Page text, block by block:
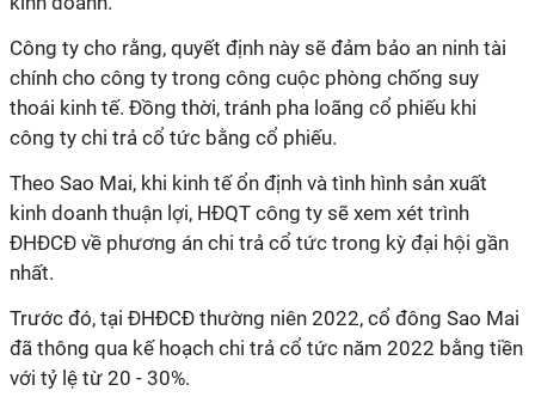
Công ty cho rằng, quyết định này sẽ đảm bảo an ninh tài
chính cho công ty trong công cuộc phòng chống suy
thoái kinh tế. Đồng thời, tránh pha loãng cổ phiếu khi
công ty chi trả cổ tức bằng cổ phiếu.
Theo Sao Mai, khi kinh tế ổn định và tình hình sản xuất
kinh doanh thuận lợi, HĐQT công ty sẽ xem xét trình
ĐHĐCĐ về phương án chi trả cổ tức trong kỳ đại hội gần
nhất.
Trước đó, tại ĐHĐCĐ thường niên 2022, cổ đông Sao Mai
đã thông qua kế hoạch chi trả cổ tức năm 2022 bằng tiền
với tỷ lệ từ 20 - 30%.